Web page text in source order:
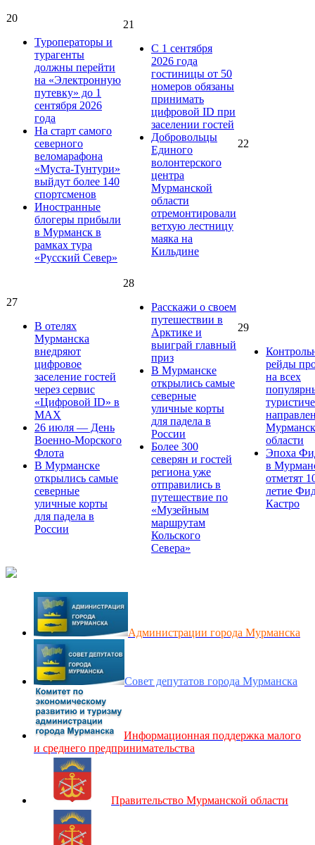
20
Туроператоры и
турагенты
должны перейти
на «Электронную
путевку» до 1
сентября 2026
года
На старт самого
северного
веломарафона
«Муста-Тунтури»
выйдут более 140
спортсменов
Иностранные
блогеры прибыли
в Мурманск в
рамках тура
«Русский Север»
21
С 1 сентября
2026 года
гостиницы от 50
номеров обязаны
принимать
цифровой ID при
заселении гостей
Добровольцы
Единого
волонтерского
центра
Мурманской
области
отремонтировали
ветхую лестницу
маяка на
Кильдине
22
27
В отелях
Мурманска
внедряют
цифровое
заселение гостей
через сервис
«Цифровой ID» в
MAX
26 июля — День
Военно-Морского
Флота
В Мурманске
открылись самые
северные
уличные корты
для падела в
России
28
Расскажи о своем
путешествии в
Арктике и
выиграй главный
приз
В Мурманске
открылись самые
северные
уличные корты
для падела в
России
Более 300
северян и гостей
региона уже
отправились в
путешествие по
«Музейным
маршрутам
Кольского
Севера»
29
рейды
на всех
области
Эпоха
в
отметят
летие
Кастро
Администрации города Мурманска
Совет депутатов города Мурманска
Информационная поддержка малого
и среднего предпринимательства
Правительство Мурманской области